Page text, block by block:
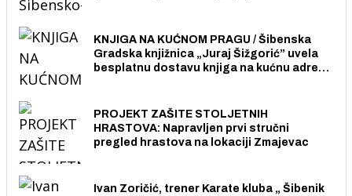
KNJIGA NA KUĆNOM PRAGU / Šibenska
Gradska knjižnica „Juraj Šižgorić” uvela
besplatnu dostavu knjiga na kućnu adresu
PROJEKT ZAŠITE STOLJETNIH
HRASTOVA: Napravljen prvi stručni
pregled hrastova na lokaciji Zmajevac
Ivan Zoričić, trener Karate kluba „ Šibenik